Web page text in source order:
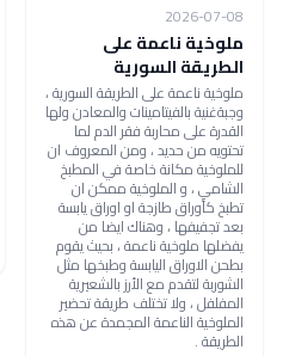
2026-07-08
ملوخية ناعمة على
الطريقة السورية
ملوخية ناعمة على الطريقة السورية ،
وجبةغنية بالفيتامينات والمعادن ولها
القدرة على محاربة فقر الدم لما
تحتويه من حديد ، ومن المعروف ان
للملوخية مكانة خاصة في المطبخ
الشامي ، و الملوخية ممكن ان
تطبخ كأوراق طازجة او اوراق يابسة
بعد تجفيفها ، وهناك ايضا من
يفضلها ملوخية ناعمة ، بحيث يقوم
بطحن الاوراق اليابسة وطبخها مثل
الشوربة لتقدم مع الأرز بالشعيرية
المفلفل ، ولا تختلف طريقة تحضير
الملوخية الناعمة المجمدة عن هذه
الطريقة .